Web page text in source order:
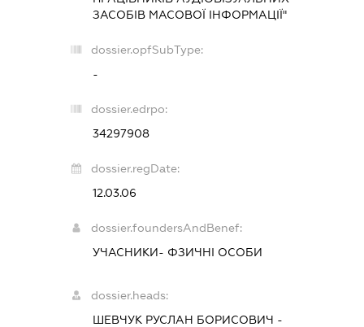
ЗАСОБІВ МАСОВОЇ ІНФОРМАЦІЇ"
dossier.opfSubType:
-
dossier.edrpo:
34297908
dossier.regDate:
12.03.06
dossier.foundersAndBenef:
УЧАСНИКИ- ФЗИЧНІ ОСОБИ
dossier.heads:
ШЕВЧУК РУСЛАН БОРИСОВИЧ -